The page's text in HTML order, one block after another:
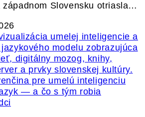
západnom Slovensku otriasla…
pre umelú inteligenciu
— a čo s tým robia